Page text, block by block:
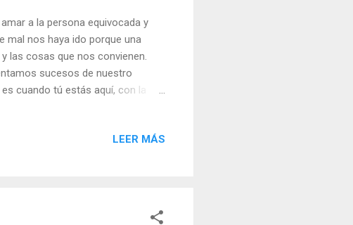
a la persona equivocada y
mal nos haya ido porque una
las cosas que nos convienen.
sucesos de nuestro
cuando tú estás aquí, con la
(+ Leer ) | Vísperas (+ Leer ) |
LEER MÁS